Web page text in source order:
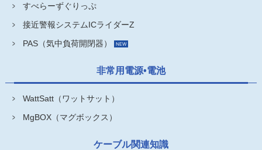
すべらーずぐりっぷ
接近警報システムICライダーZ
PAS（気中負荷開閉器）
非常用電源•電池
WattSatt（ワットサット）
MgBOX（マグボックス）
ケーブル関連知識